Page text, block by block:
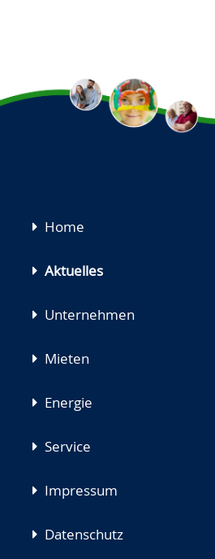
Navigation
Home
Aktuelles
Unternehmen
Mieten
Energie
Service
Impressum
Datenschutz